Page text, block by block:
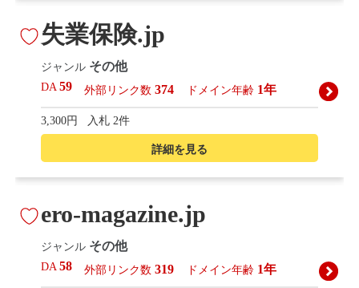
詳細を見る
失業保険.jp
ジャンル その他
DA59 外部リンク数 374 ドメイン年齢 1年
3,300円 入札 2件
ero-magazine.jp
ジャンル その他
DA58 外部リンク数 319 ドメイン年齢 1年